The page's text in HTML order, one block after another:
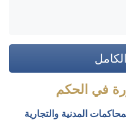
في الحكم
المحاكمات المدنية والتجارية